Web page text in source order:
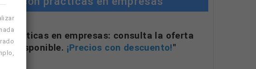
prácticas en empresas: consulta la oferta
disponible. ¡Precios con descuento!"